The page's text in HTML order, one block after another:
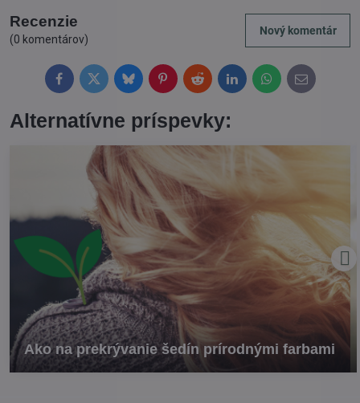
Recenzie
(0 komentárov)
Nový komentár
FacebookTwitterBlueskyPinterestRedditLinkedInWhatsApp
E-
mail
Alternatívne príspevky:
Ako na prekrývanie šedín prírodnými farbami